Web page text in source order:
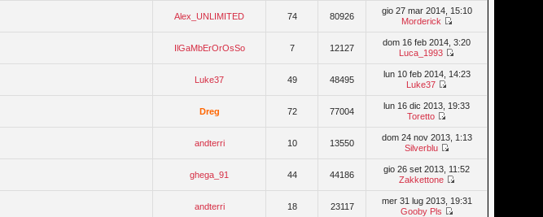
Alex_UNLIMITED 74 80926
gio 27 mar 2014, 15:10
Morderick
IlGaMbErOrOsSo 7 12127
dom 16 feb 2014, 3:20
Luca_1993
Luke37 49 48495
lun 10 feb 2014, 14:23
Luke37
Dreg 72 77004
lun 16 dic 2013, 19:33
Toretto
andterri 10 13550
dom 24 nov 2013, 1:13
Silverblu
ghega_91 44 44186
gio 26 set 2013, 11:52
Zakkettone
andterri 18 23117
mer 31 lug 2013, 19:31
Gooby Pls